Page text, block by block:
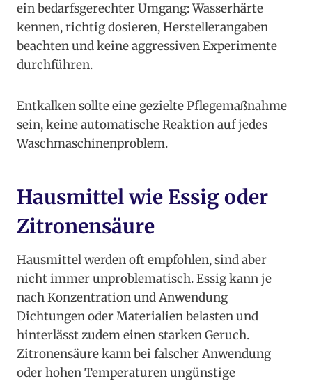
ein bedarfsgerechter Umgang: Wasserhärte
kennen, richtig dosieren, Herstellerangaben
beachten und keine aggressiven Experimente
durchführen.
Entkalken sollte eine gezielte Pflegemaßnahme
sein, keine automatische Reaktion auf jedes
Waschmaschinenproblem.
Hausmittel wie Essig oder
Zitronensäure
Hausmittel werden oft empfohlen, sind aber
nicht immer unproblematisch. Essig kann je
nach Konzentration und Anwendung
Dichtungen oder Materialien belasten und
hinterlässt zudem einen starken Geruch.
Zitronensäure kann bei falscher Anwendung
oder hohen Temperaturen ungünstige